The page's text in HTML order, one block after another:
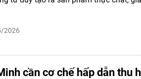
2026
cần cơ chế hấp dẫn thu